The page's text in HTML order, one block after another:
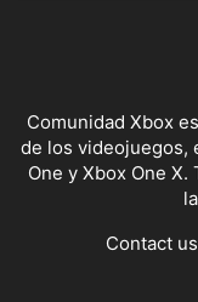
Comunidad Xbox
de los videojuegos,
One y Xbox One
Contact